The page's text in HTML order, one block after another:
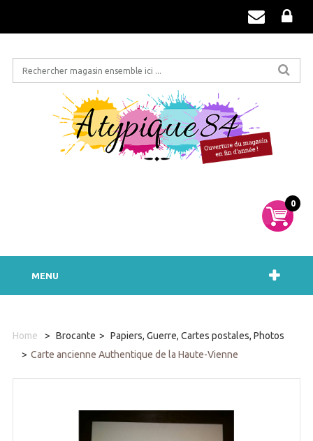
0
MENU
Home > Brocante > Papiers, Guerre, Cartes postales, Photos
> Carte ancienne Authentique de la Haute-Vienne